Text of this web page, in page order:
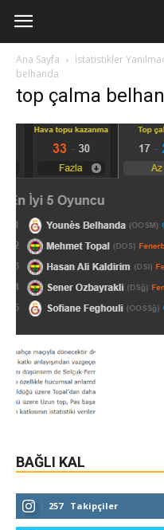
Ana Sayfa İstatistikler
belhanda
top çalma
BAĞLI KAL
257 Takipçiler